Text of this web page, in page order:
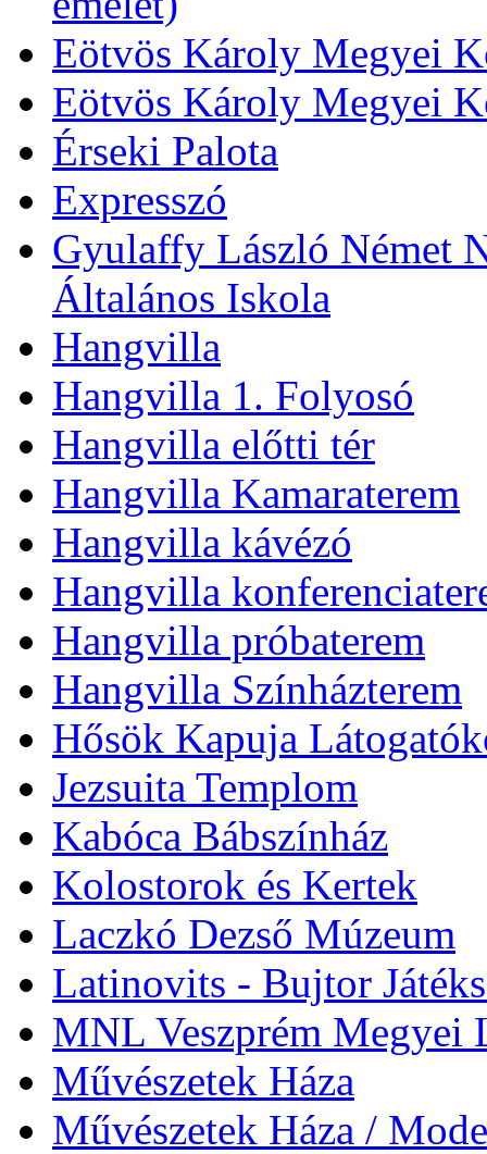
Eötvös Károly Megyei
Eötvös Károly Megyei
Érseki Palota
Expresszó
Gyulaffy László Német
Általános Iskola
Hangvilla
Hangvilla 1. Folyosó
Hangvilla előtti tér
Hangvilla Kamaraterem
Hangvilla kávézó
Hangvilla
Hangvilla próbaterem
Hangvilla Színházterem
Hősök Kapuja
Jezsuita Templom
Kabóca Bábszínház
Kolostorok és Kertek
Laczkó Dezső Múzeum
Latinovits - Bujtor
MNL Veszprém Megyei
Művészetek Háza
Művészetek Háza /